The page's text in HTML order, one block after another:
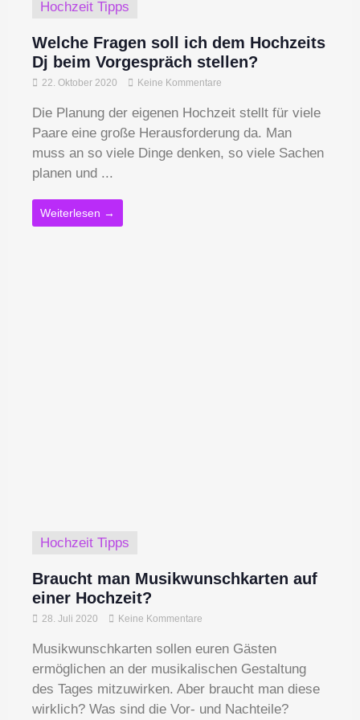
Hochzeit Tipps
Welche Fragen soll ich dem Hochzeits
Dj beim Vorgespräch stellen?
22. Oktober 2020 Keine Kommentare
Die Planung der eigenen Hochzeit stellt für viele
Paare eine große Herausforderung da. Man
muss an so viele Dinge denken, so viele Sachen
planen und ...
Weiterlesen →
Hochzeit Tipps
Braucht man Musikwunschkarten auf
einer Hochzeit?
28. Juli 2020 Keine Kommentare
Musikwunschkarten sollen euren Gästen
ermöglichen an der musikalischen Gestaltung
des Tages mitzuwirken. Aber braucht man diese
wirklich? Was sind die Vor- und Nachteile?